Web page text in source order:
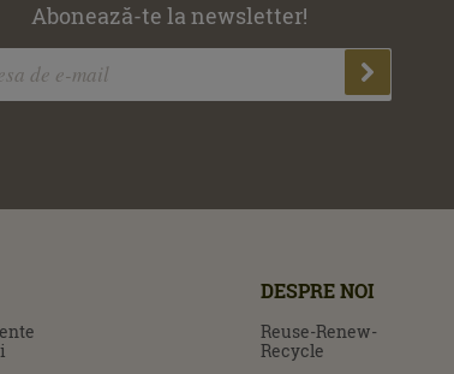
Abonează-te la newsletter!
DESPRE NOI
Reuse-Renew-
Recycle